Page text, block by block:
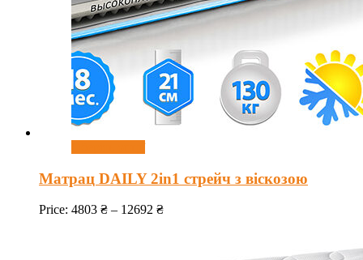
Матрац DAILY 2in1 стрейч з віскозою
Price: 4803 ₴ – 12692 ₴